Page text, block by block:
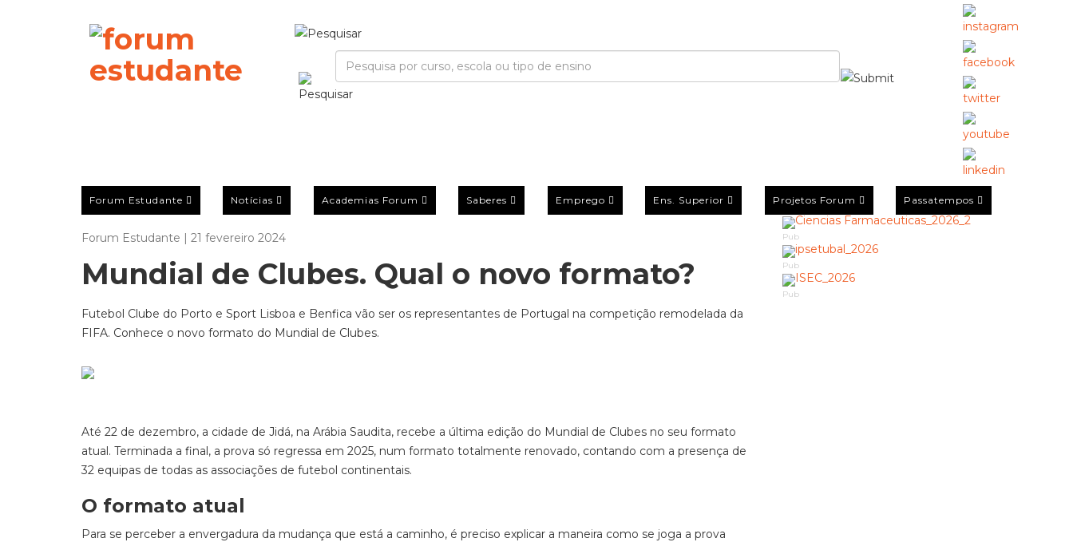
Forum Estudante Notícias Academias Forum Saberes Emprego Ens. Superior Projetos Forum Passatempos
Forum Estudante | 21 fevereiro 2024
Mundial de Clubes. Qual o novo formato?
Futebol Clube do Porto e Sport Lisboa e Benfica vão ser os representantes de Portugal na competição remodelada da
FIFA. Conhece o novo formato do Mundial de Clubes.
Até 22 de dezembro, a cidade de Jidá, na Arábia Saudita, recebe a última edição do Mundial de Clubes no seu formato
atual. Terminada a final, a prova só regressa em 2025, num formato totalmente renovado, contando com a presença de
32 equipas de todas as associações de futebol continentais.
O formato atual
Para se perceber a envergadura da mudança que está a caminho, é preciso explicar a maneira como se joga a prova
Pub
Pub
Pub